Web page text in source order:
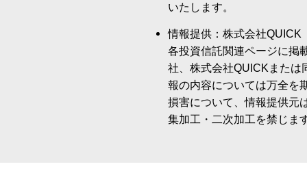
いたします。
情報提供：株式会社QUICK
各投資信託関連ページに掲
社、株式会社QUICKまたは
報の内容については万全を
損害について、情報提供元
集加工・二次加工を禁じま